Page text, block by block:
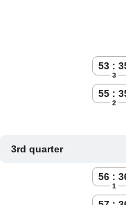
53 :
3
55 :
2
3rd quarter
56 :
1